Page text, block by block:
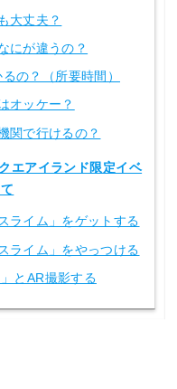
大丈夫？
にが違うの？
の？（所要時間）
オッケー？
関で行けるの？
エアイランド限定イベ
ライム」をゲットする
ライム」をやっつける
とAR撮影する